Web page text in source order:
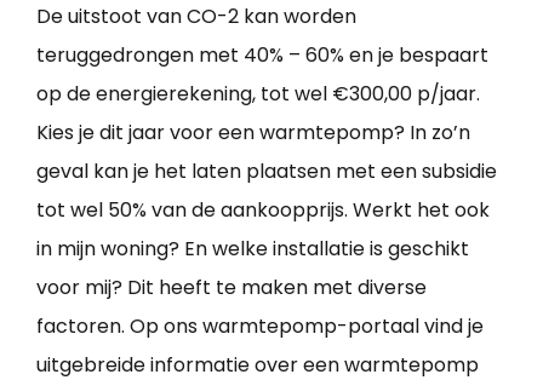
De uitstoot van CO-2 kan worden
teruggedrongen met 40% – 60% en je bespaart
op de energierekening, tot wel €300,00 p/jaar.
Kies je dit jaar voor een warmtepomp? In zo’n
geval kan je het laten plaatsen met een subsidie
tot wel 50% van de aankoopprijs. Werkt het ook
in mijn woning? En welke installatie is geschikt
voor mij? Dit heeft te maken met diverse
factoren. Op ons warmtepomp-portaal vind je
uitgebreide informatie over een warmtepomp